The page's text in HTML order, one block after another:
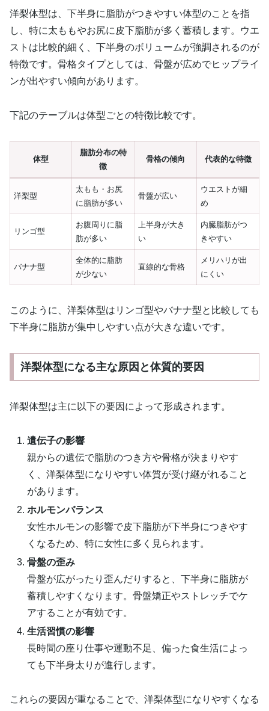
洋梨体型は、下半身に脂肪がつきやすい体型のことを指
し、特に太ももやお尻に皮下脂肪が多く蓄積します。ウエ
ストは比較的細く、下半身のボリュームが強調されるのが
特徴です。骨格タイプとしては、骨盤が広めでヒップライ
ンが出やすい傾向があります。
下記のテーブルは体型ごとの特徴比較です。
体型
脂肪分布の特
徴
骨格の傾向 代表的な特徴
洋梨型
太もも・お尻
に脂肪が多い
骨盤が広い
ウエストが細
め
リンゴ型
お腹周りに脂
肪が多い
上半身が大き
い
内臓脂肪がつ
きやすい
バナナ型
全体的に脂肪
が少ない
直線的な骨格
メリハリが出
にくい
このように、洋梨体型はリンゴ型やバナナ型と比較しても
下半身に脂肪が集中しやすい点が大きな違いです。
洋梨体型になる主な原因と体質的要因
洋梨体型は主に以下の要因によって形成されます。
遺伝子の影響
親からの遺伝で脂肪のつき方や骨格が決まりやす
く、洋梨体型になりやすい体質が受け継がれること
があります。
ホルモンバランス
女性ホルモンの影響で皮下脂肪が下半身につきやす
くなるため、特に女性に多く見られます。
骨盤の歪み
骨盤が広がったり歪んだりすると、下半身に脂肪が
蓄積しやすくなります。骨盤矯正やストレッチでケ
アすることが有効です。
生活習慣の影響
長時間の座り仕事や運動不足、偏った食生活によっ
ても下半身太りが進行します。
これらの要因が重なることで、洋梨体型になりやすくなる